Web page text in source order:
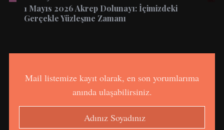
1 Mayıs 2026 Akrep Dolunayı: İçimizdeki
Gerçekle Yüzleşme Zamanı
Mail listemize kayıt olarak, en son yorumlarıma
anında ulaşabilirsiniz.